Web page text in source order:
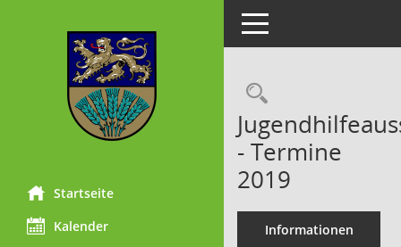
Startseite
Kalender
Toggle navigation
- Termine
2019
Informationen